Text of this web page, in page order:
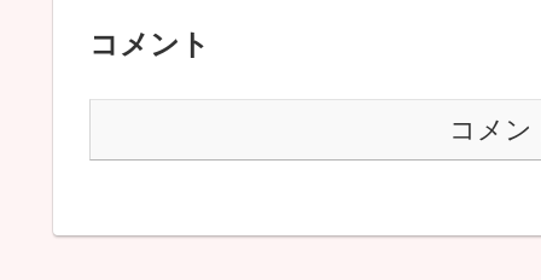
コメント
コメン